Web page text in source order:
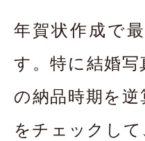
年賀状作成で
す。特に結婚
の納品時期を
をチェックし